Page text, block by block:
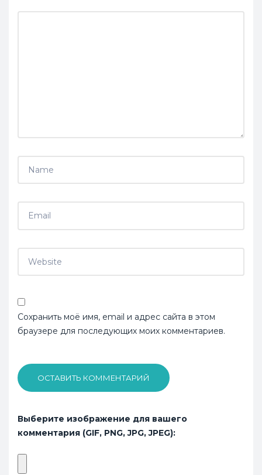
Сохранить моё имя, email и адрес сайта в этом
браузере для последующих моих комментариев.
ОСТАВИТЬ КОММЕНТАРИЙ
Выберите изображение для вашего
комментария (GIF, PNG, JPG, JPEG):